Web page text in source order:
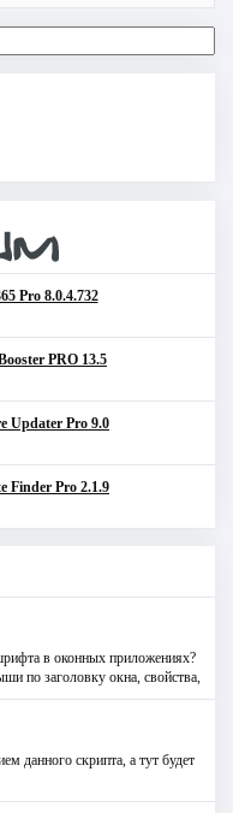
Pro 8.0.4.732
PRO 13.5
Updater Pro 9.0
Finder Pro 2.1.9
в оконных приложениях?
по заголовку окна, свойства,
данного скрипта, а тут будет